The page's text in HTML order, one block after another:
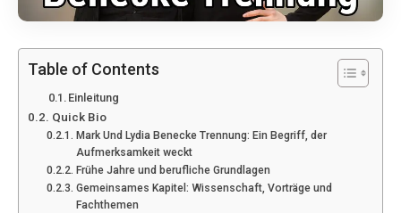
Table of Contents
Einleitung
Quick Bio
Mark Und Lydia Benecke Trennung: Ein Begriff, der
Aufmerksamkeit weckt
Frühe Jahre und berufliche Grundlagen
Gemeinsames Kapitel: Wissenschaft, Vorträge und
Fachthemen